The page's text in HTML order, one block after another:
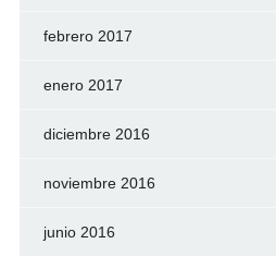
febrero 2017
enero 2017
diciembre 2016
noviembre 2016
junio 2016